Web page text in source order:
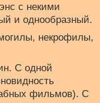
с некими
и однообразный.
некрофилы,
С одной
фильмов). С